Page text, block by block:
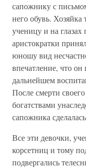
сапожнику с
него обувь. Хозяйка
ученицу и на
аристократки
юношу вид
впечатление, что он
дальнейшем
После смерти
богатствами
сапожника
Все эти девочки,
корсетниц и тому
подвергались